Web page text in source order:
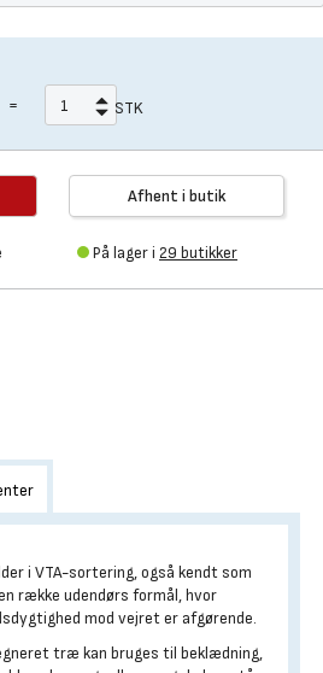
= STK
Afhent i butik
På lager i 29 butikker
i VTA-sortering, også kendt som
række udendørs formål, hvor
mod vejret er afgørende.
træ kan bruges til beklædning,